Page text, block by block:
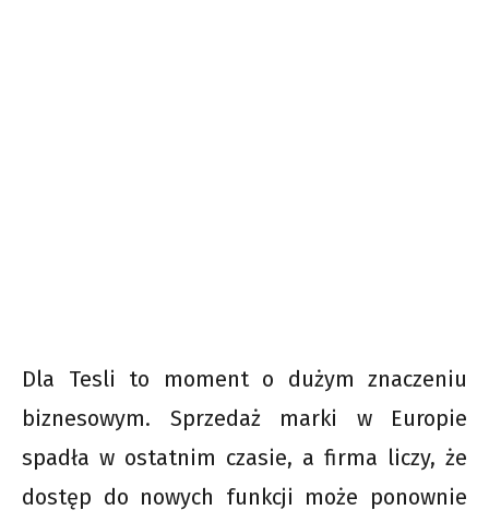
Dla Tesli to moment o dużym znaczeniu
biznesowym. Sprzedaż marki w Europie
spadła w ostatnim czasie, a firma liczy, że
dostęp do nowych funkcji może ponownie